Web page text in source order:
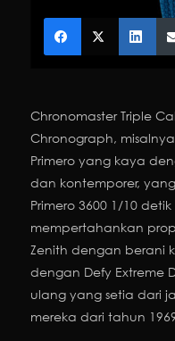
Chronomaster Triple
Chronograph,
Primero yang kaya
dan kontemporer,
Primero 3600 1/10
mempertahankan
Zenith dengan berani
dengan Defy Extreme
ulang yang setia dari
mereka dari tahun